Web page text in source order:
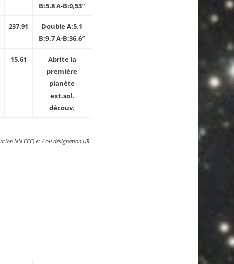
B:5.8 A-B:0,53″
237.91
Double A:5.1
B:9.7 A-B:36,6″
15.61
Abrite la
première
planète
ext.sol.
découv.
NN CCC) et / ou désignation HR